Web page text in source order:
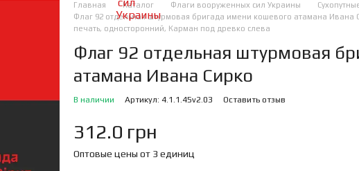
Главная Каталог Флаги вооруженных сил Украины
Флаг 92 отдельная штурмовая бригада имени кошевого атамана Ивана
печать, односторонний, Карман под древко слева
Флаг 92 отдельная штурмовая
атамана Ивана Сирко
В наличии Артикул: 4.1.1.45v2.03 Оставить отзыв
312.0 грн
Оптовые цены от 3 единиц